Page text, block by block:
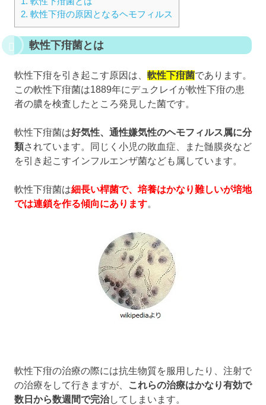
2. 軟性下疳の原因となるヘモフィルス
軟性下疳菌とは
軟性下疳を引き起こす原因は、 軟性下疳菌であります。
この軟性下疳菌は1889年にデュクレイが軟性下疳の患
者の膿を検査したところ発見した菌です。
軟性下疳菌は好気性、通性嫌気性のヘモフィルス属に分
類されています。同じく小児の敗血症、また髄膜炎など
を引き起こすインフルエンザ菌なども属しています。
軟性下疳菌は細長い桿菌で、培養はかなり難しいが培地
では連鎖を作る傾向にあります。
軟性下疳の治療の際には抗生物質を服用したり、注射で
の治療をして行きますが、
これらの治療はかなり有効で
数日から数週間で完治してしまいます。